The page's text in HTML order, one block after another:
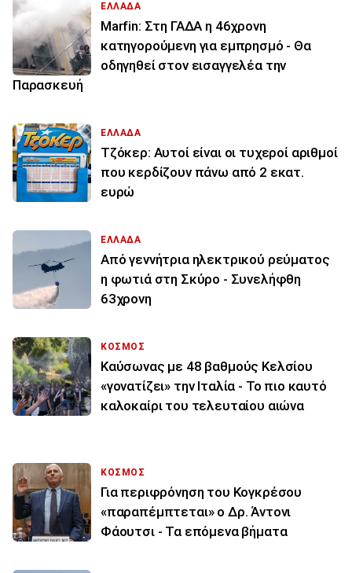
ΕΛΛΑΔΑ
Marfin: Στη ΓΑΔΑ η 46χρονη
κατηγορούμενη για εμπρησμό - Θα
οδηγηθεί στον εισαγγελέα την
Παρασκευή
ΕΛΛΑΔΑ
Τζόκερ: Αυτοί είναι οι τυχεροί αριθμοί
που κερδίζουν πάνω από 2 εκατ.
ευρώ
ΕΛΛΑΔΑ
Από γεννήτρια ηλεκτρικού ρεύματος
η φωτιά στη Σκύρο - Συνελήφθη
63χρονη
ΚΟΣΜΟΣ
Καύσωνας με 48 βαθμούς Κελσίου
«γονατίζει» την Ιταλία - Το πιο καυτό
καλοκαίρι του τελευταίου αιώνα
ΚΟΣΜΟΣ
Για περιφρόνηση του Κογκρέσου
«παραπέμπτεται» ο Δρ. Άντονι
Φάουτσι - Τα επόμενα βήματα